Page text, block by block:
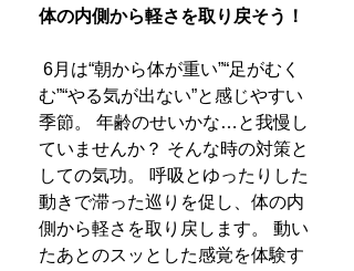
体の内側から軽さを取り戻そう！
6月は“朝から体が重い”“足がむく
む”“やる気が出ない”と感じやすい
季節。 年齢のせいかな…と我慢し
ていませんか？ そんな時の対策と
しての気功。 呼吸とゆったりした
動きで滞った巡りを促し、体の内
側から軽さを取り戻します。 動い
たあとのスッとした感覚を体験す